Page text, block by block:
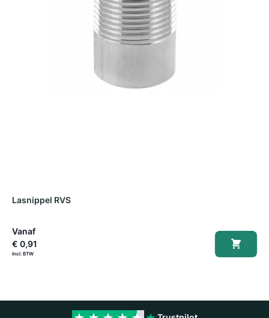
Lasnippel RVS
Vanaf
€ 0,91